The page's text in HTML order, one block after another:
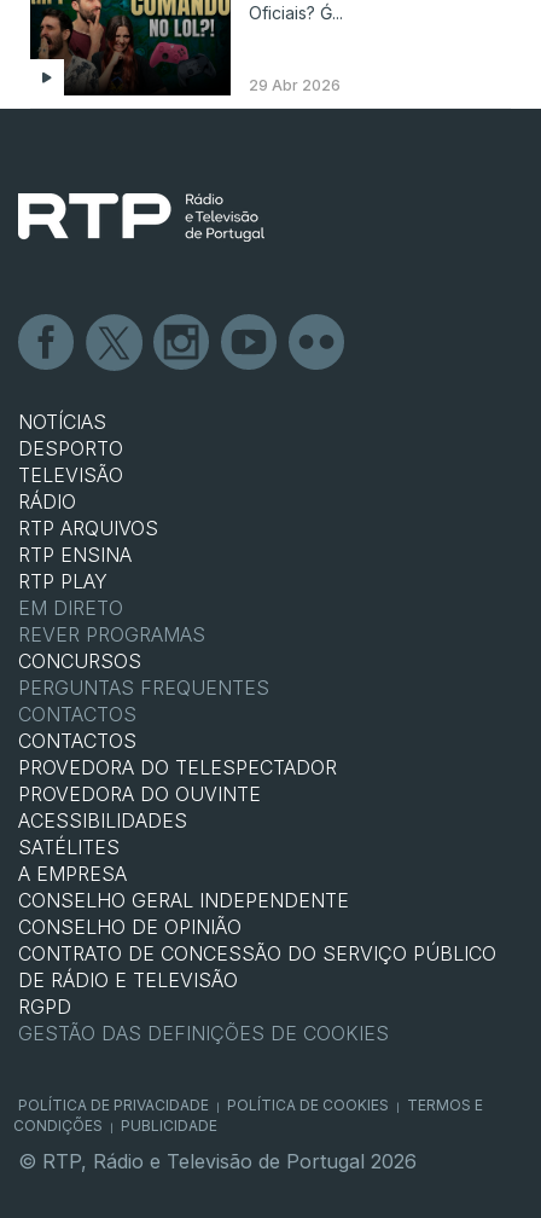
Oficiais? Ǵ...
29 Abr 2026
NOTÍCIAS
DESPORTO
TELEVISÃO
RÁDIO
RTP ARQUIVOS
RTP ENSINA
RTP PLAY
EM DIRETO
REVER PROGRAMAS
CONCURSOS
PERGUNTAS FREQUENTES
CONTACTOS
CONTACTOS
PROVEDORA DO TELESPECTADOR
PROVEDORA DO OUVINTE
ACESSIBILIDADES
SATÉLITES
A EMPRESA
CONSELHO GERAL INDEPENDENTE
CONSELHO DE OPINIÃO
CONTRATO DE CONCESSÃO DO SERVIÇO PÚBLICO
DE RÁDIO E TELEVISÃO
RGPD
GESTÃO DAS DEFINIÇÕES DE COOKIES
POLÍTICA DE PRIVACIDADE POLÍTICA DE COOKIES
TERMOS E
CONDIÇÕES
PUBLICIDADE
© RTP, Rádio e Televisão de Portugal 2026